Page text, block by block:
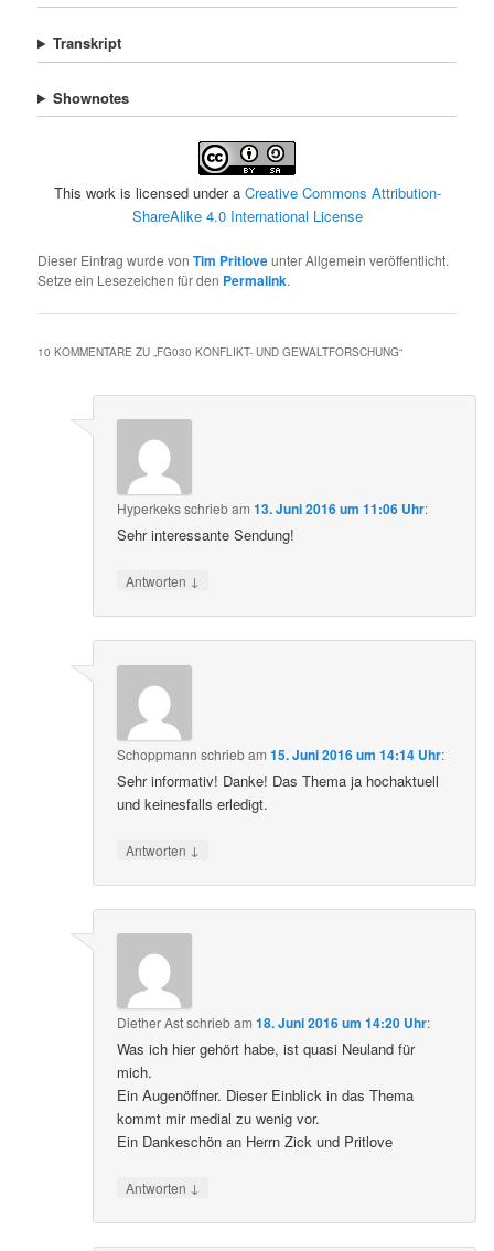
Transkript
Shownotes
This work is licensed under a Creative Commons Attribution-
ShareAlike 4.0 International License
Dieser Eintrag wurde vonTim Pritloveunter Allgemein veröffentlicht.
Setze ein Lesezeichen für den Permalink.
10 KOMMENTARE ZU „FG030 KONFLIKT- UND GEWALTFORSCHUNG“
Hyperkeksschriebam13. Juni 2016 um 11:06 Uhr:
Sehr interessante Sendung!
Antworten ↓
Schoppmann schriebam15. Juni 2016 um 14:14 Uhr:
Sehr informativ! Danke! Das Thema ja hochaktuell
und keinesfalls erledigt.
Antworten ↓
Diether Astschriebam18. Juni 2016 um 14:20 Uhr:
Was ich hier gehört habe, ist quasi Neuland für
mich.
Ein Augenöffner. Dieser Einblick in das Thema
kommt mir medial zu wenig vor.
Ein Dankeschön an Herrn Zick und Pritlove
Antworten ↓